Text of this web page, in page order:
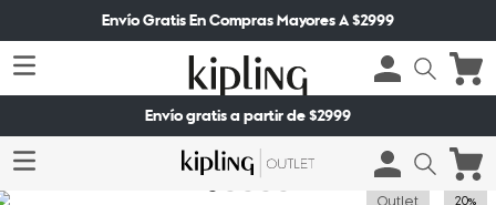
Envío Gratis En Compras Mayores A $2999
Envío gratis a partir de $2999
20%